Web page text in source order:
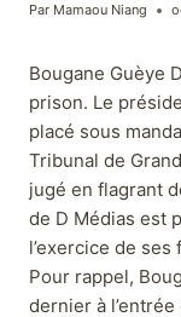
Par Mamaou Niang
Bougane Guèye
prison. Le
placé sous
Tribunal de
jugé en flagrant
de D Médias est
l’exercice de ses
Pour rappel,
dernier à